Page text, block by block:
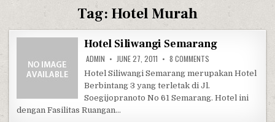
Tag: Hotel Murah
Hotel Siliwangi Semarang
ADMIN JUNE 27, 2011 8 COMMENTS
Hotel Siliwangi Semarang merupakan Hotel
Berbintang 3 yang terletak di Jl.
Soegijopranoto No 61 Semarang. Hotel ini
dengan Fasilitas Ruangan…